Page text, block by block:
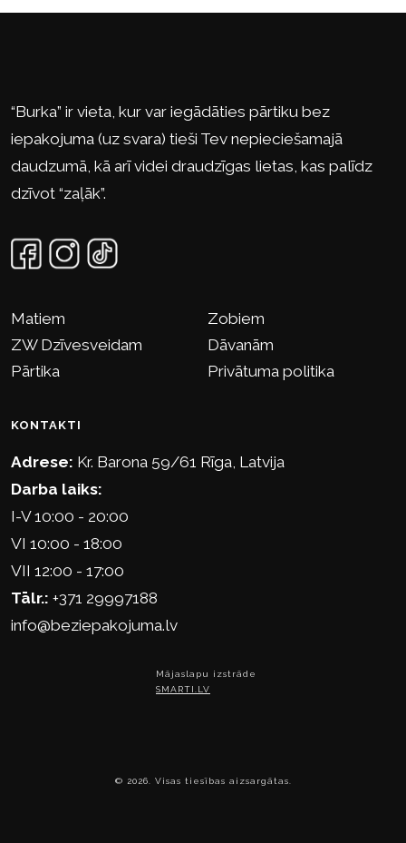
“Burka” ir vieta, kur var iegādāties pārtiku bez
iepakojuma (uz svara) tieši Tev nepieciešamajā
daudzumā, kā arī videi draudzīgas lietas, kas palīdz
dzīvot “zaļāk”.
Matiem
Zobiem
ZW Dzīvesveidam
Dāvanām
Pārtika
Privātuma politika
KONTAKTI
Adrese: Kr. Barona 59/61 Rīga, Latvija
Darba laiks:
I-V 10:00 - 20:00
VI 10:00 - 18:00
VII 12:00 - 17:00
Tālr.: +371 29997188
info@beziepakojuma.lv
© 2026. Visas tiesības aizsargātas.
Mājaslapu izstrāde
SMARTI.LV